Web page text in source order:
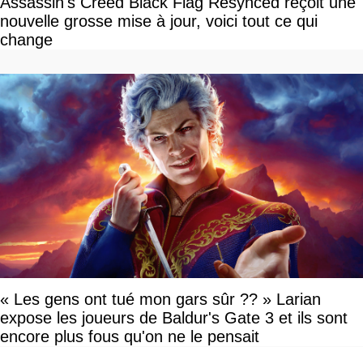
nouvelle grosse mise à jour, voici tout ce qui
change
« Les gens ont tué mon gars sûr ?? » Larian
expose les joueurs de Baldur's Gate 3 et ils sont
encore plus fous qu'on ne le pensait